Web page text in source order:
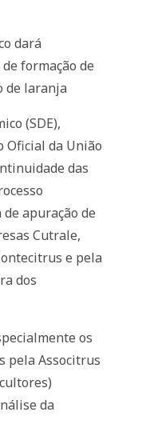
dará
formação de
de laranja
(SDE),
Oficial da União
das
apuração de
Cutrale,
e pela
dos
os
pela Associtrus
da